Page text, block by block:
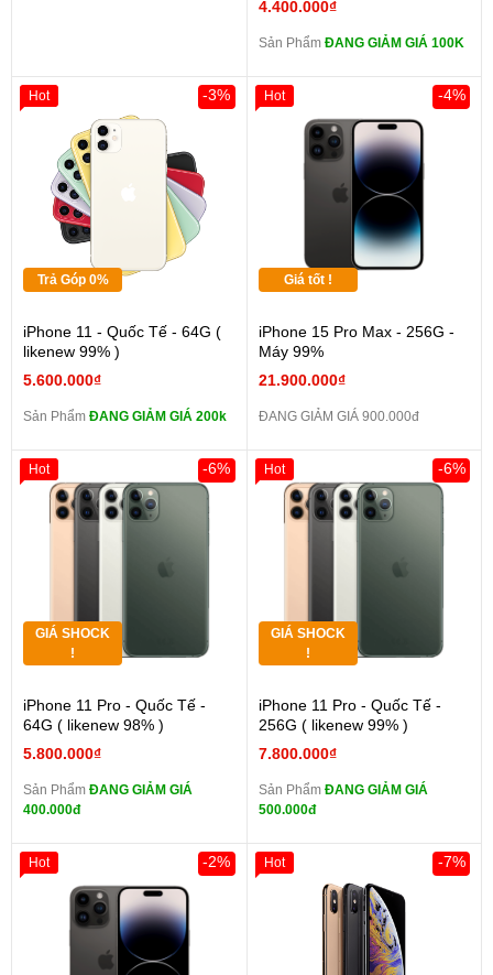
4.400.000₫
Sản Phẩm ĐANG GIẢM GIÁ 100K
Trả Góp 0%
iPhone 11 - Quốc Tế - 64G (
likenew 99% )
5.600.000₫
-3%
Sản Phẩm ĐANG GIẢM GIÁ 200k
Hot
Giá tốt !
iPhone 15 Pro Max - 256G -
Máy 99%
21.900.000₫
-4%
ĐANG GIẢM GIÁ 900.000đ
Hot
GIÁ SHOCK
!
iPhone 11 Pro - Quốc Tế -
64G ( likenew 98% )
5.800.000₫
-6%
Sản Phẩm ĐANG GIẢM GIÁ
400.000đ
Hot
GIÁ SHOCK
!
iPhone 11 Pro - Quốc Tế -
256G ( likenew 99% )
7.800.000₫
-6%
Sản Phẩm ĐANG GIẢM GIÁ
500.000đ
Hot
-2%
Hot -7%
Hot